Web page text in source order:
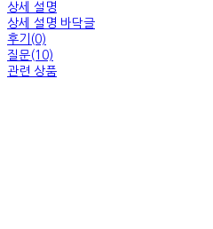
상세 설명
상세 설명 바닥글
후기(0)
질문(10)
관련 상품